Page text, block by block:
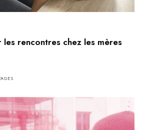
les rencontres chez les mères